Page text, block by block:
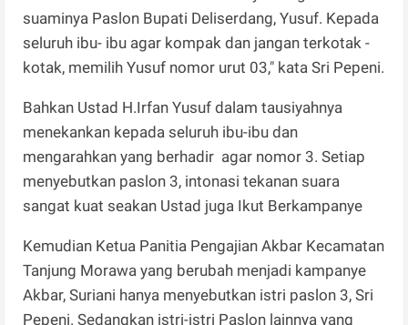
suaminya Paslon Bupati Deliserdang, Yusuf. Kepada
seluruh ibu- ibu agar kompak dan jangan terkotak -
kotak, memilih Yusuf nomor urut 03," kata Sri Pepeni.
Bahkan Ustad H.Irfan Yusuf dalam tausiyahnya
menekankan kepada seluruh ibu-ibu dan
mengarahkan yang berhadir agar nomor 3. Setiap
menyebutkan paslon 3, intonasi tekanan suara
sangat kuat seakan Ustad juga Ikut Berkampanye
Kemudian Ketua Panitia Pengajian Akbar Kecamatan
Tanjung Morawa yang berubah menjadi kampanye
Akbar, Suriani hanya menyebutkan istri paslon 3, Sri
Pepeni. Sedangkan istri-istri Paslon lainnya yang